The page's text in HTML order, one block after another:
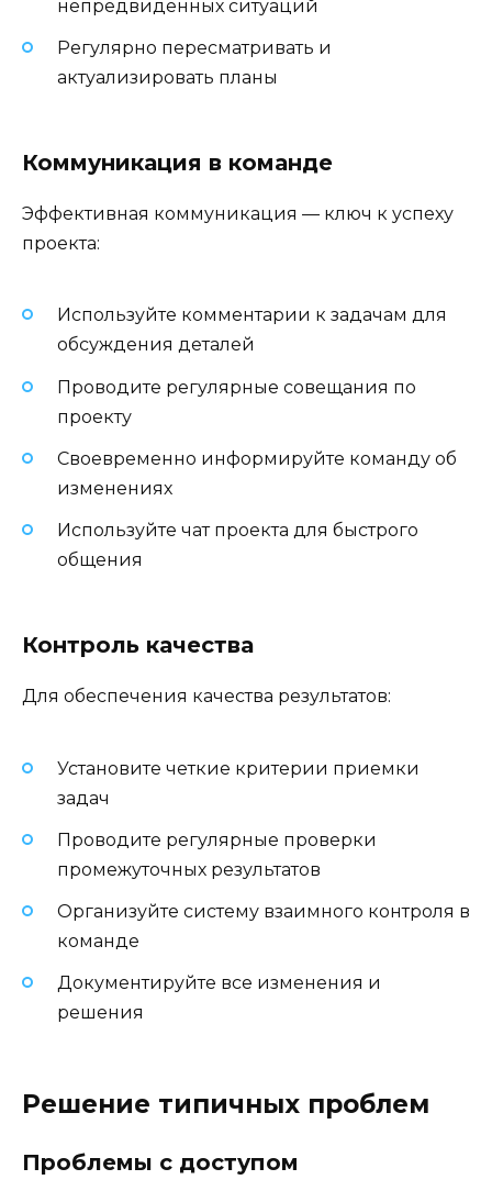
непредвиденных ситуаций
Регулярно пересматривать и
актуализировать планы
Коммуникация в команде
Эффективная коммуникация — ключ к успеху
проекта:
Используйте комментарии к задачам для
обсуждения деталей
Проводите регулярные совещания по
проекту
Своевременно информируйте команду об
изменениях
Используйте чат проекта для быстрого
общения
Контроль качества
Для обеспечения качества результатов:
Установите четкие критерии приемки
задач
Проводите регулярные проверки
промежуточных результатов
Организуйте систему взаимного контроля в
команде
Документируйте все изменения и
решения
Решение типичных проблем
Проблемы с доступом